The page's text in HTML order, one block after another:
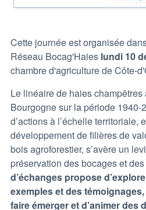
Cette journée est organisée
Réseau Bocag'Haies lundi 10
chambre d'agriculture de Côte-
Le linéaire de haies
Bourgogne sur la période
d’actions à l’échelle territoriale,
développement de filières de
bois agroforestier, s’avère un
préservation des bocages et
d’échanges propose
exemples et des
faire émerger et d’animer des